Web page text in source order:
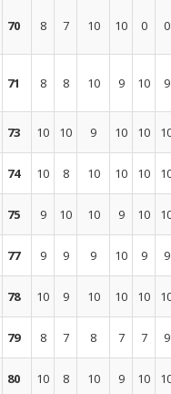
70 8 7 10 10 0 0
71 8 8 10 9 10 9
73 10 10 9 10 10
74 10 8 10 10 10
75 9 10 10 9 10
77 9 9 9 10 9
9
78 10 9 10 10 10
79 8 7 8 7 7
9
80 10 8 10 9 10